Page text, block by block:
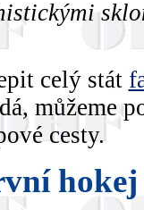
celý stát
můžeme
cesty.
hokej